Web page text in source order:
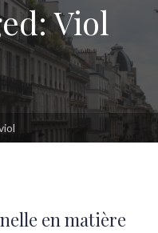
Viol
en matière